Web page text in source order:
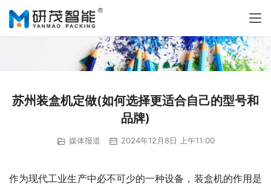
苏州装盒机定做(如何选择更适合自己的型号和
品牌)
媒体报道 2024年12月8日 上午11:00
作为现代工业生产中必不可少的一种设备，装盒机的作用是